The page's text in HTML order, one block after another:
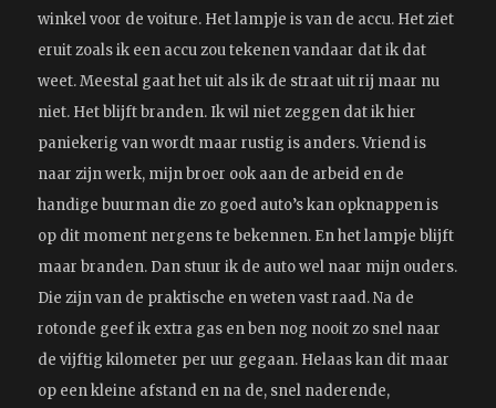
winkel voor devoiture. Het lampje is van de accu. Het ziet
eruit zoals ik een accu zou tekenen vandaar dat ik dat
weet. Meestal gaat het uit als ik de straat uit rij maar nu
niet. Het blijft branden. Ik wil niet zeggen dat ik hier
paniekerig van wordt maar rustig is anders. Vriend is
naar zijn werk, mijn broer ook aan de arbeid en de
handige buurman die zo goed auto’s kan opknappen is
op dit moment nergens te bekennen. En het lampje blijft
maar branden. Dan stuur ik de auto wel naar mijn ouders.
Die zijn van de praktische en weten vast raad. Na de
rotonde geef ik extra gas en ben nog nooit zo snel naar
de vijftig kilometer per uur gegaan. Helaas kan dit maar
op een kleine afstand en na de, snel naderende,